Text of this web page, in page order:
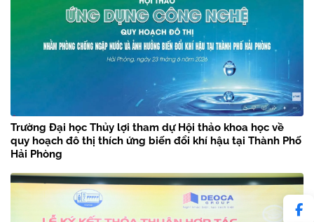
Trường Đại học Thủy lợi tham dự Hội thảo khoa học về
quy hoạch đô thị thích ứng biến đổi khí hậu tại Thành Phố
Hải Phòng